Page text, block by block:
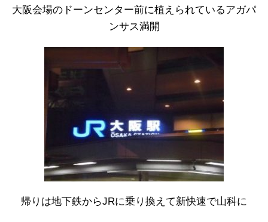
大阪会場のドーンセンター前に植えられているアガパ
ンサス満開
帰りは地下鉄からJRに乗り換えて新快速で山科に